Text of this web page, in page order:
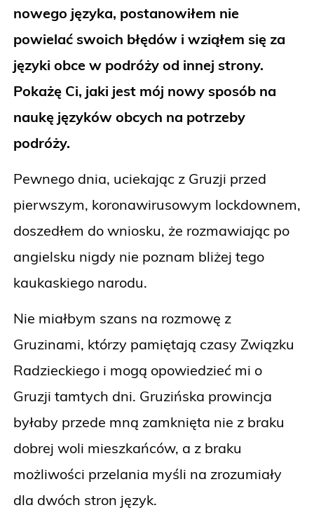
nowego języka, postanowiłem nie
powielać swoich błędów i wziąłem się za
języki obce w podróży od innej strony.
Pokażę Ci, jaki jest mój nowy sposób na
naukę języków obcych na potrzeby
podróży.
Pewnego dnia, uciekając z Gruzji przed
pierwszym, koronawirusowym lockdownem,
doszedłem do wniosku, że rozmawiając po
angielsku nigdy nie poznam bliżej tego
kaukaskiego narodu.
Nie miałbym szans na rozmowę z
Gruzinami, którzy pamiętają czasy Związku
Radzieckiego i mogą opowiedzieć mi o
Gruzji tamtych dni. Gruzińska prowincja
byłaby przede mną zamknięta nie z braku
dobrej woli mieszkańców, a z braku
możliwości przelania myśli na zrozumiały
dla dwóch stron język.